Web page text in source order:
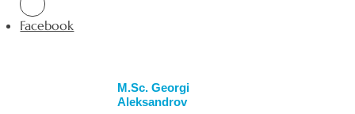
Facebook
M.Sc. Georgi
Aleksandrov